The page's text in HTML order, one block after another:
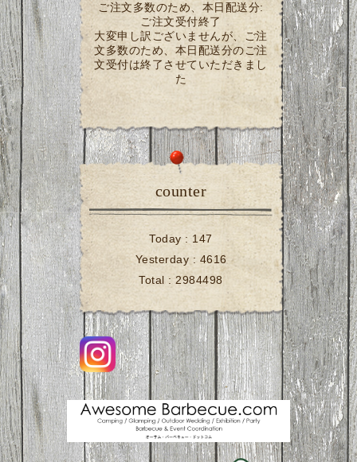
ご注文多数のため、本日配送分:
ご注文受付終了
大変申し訳ございませんが、ご注
文多数のため、本日配送分のご注
文受付は終了させていただきまし
た
counter
Today : 147
Yesterday : 4616
Total :2984498